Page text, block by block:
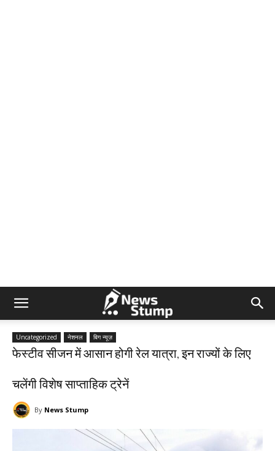
Uncategorized नेशनल बिग न्यूज़
फेस्टीव सीजन में आसान होगी रेल यात्रा, इन राज्यों के लिए
चलेंगी विशेष साप्ताहिक ट्रेनें
By News Stump